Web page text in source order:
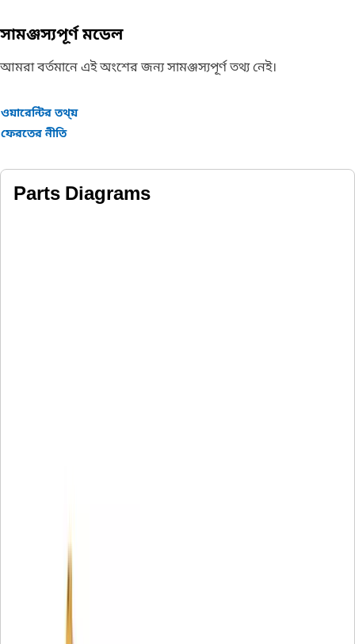
সামঞ্জস্যপূর্ণ মডেল
আমরা বর্তমানে এই অংশের জন্য সামঞ্জস্যপূর্ণ তথ্য নেই।
ওয়ারেন্টির তথ্য়
ফেরতের নীতি
Parts Diagrams